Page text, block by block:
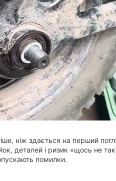
ніж здається на перший
деталей і ризик «щось не
помилки.